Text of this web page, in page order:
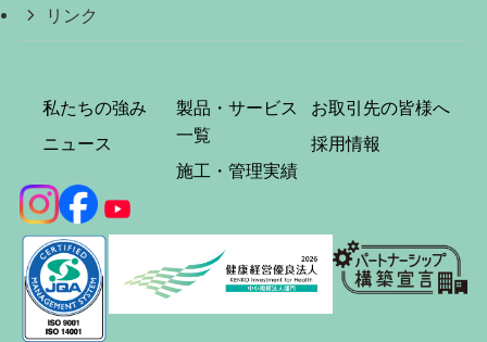
リンク
私たちの強み
ニュース
製品・サービス
一覧
施工・管理実績
お取引先の皆様へ
採用情報